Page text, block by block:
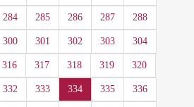
284 285 286 287 288
300 301 302 303 304
316 317 318 319 320
332 333 334 335 336